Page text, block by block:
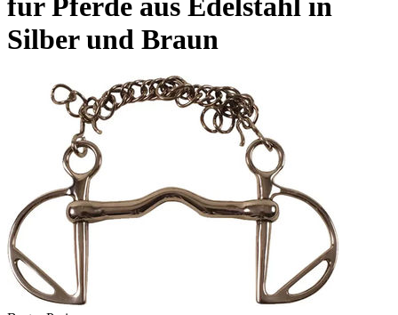
für Pferde aus Edelstahl in
Silber und Braun